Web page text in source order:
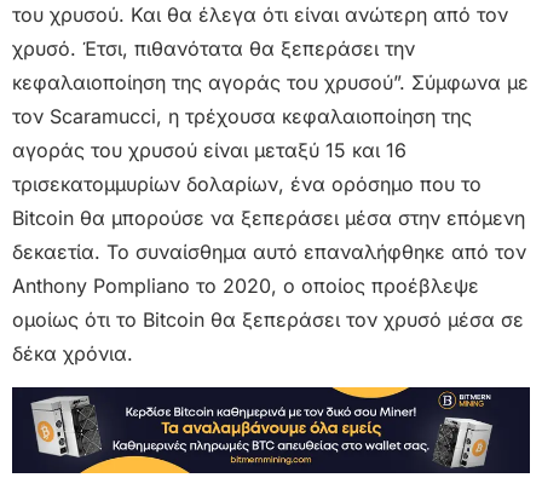
του χρυσού. Και θα έλεγα ότι είναι ανώτερη από τον
χρυσό. Έτσι, πιθανότατα θα ξεπεράσει την
κεφαλαιοποίηση της αγοράς του χρυσού”. Σύμφωνα με
τον Scaramucci, η τρέχουσα κεφαλαιοποίηση της
αγοράς του χρυσού είναι μεταξύ 15 και 16
τρισεκατομμυρίων δολαρίων, ένα ορόσημο που το
Bitcoin θα μπορούσε να ξεπεράσει μέσα στην επόμενη
δεκαετία. Το συναίσθημα αυτό επαναλήφθηκε από τον
Anthony Pompliano το 2020, ο οποίος προέβλεψε
ομοίως ότι το Bitcoin θα ξεπεράσει τον χρυσό μέσα σε
δέκα χρόνια.